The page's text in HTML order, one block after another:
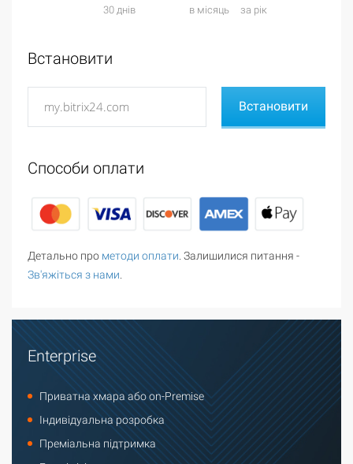
30 днів в місяць за рік
Встановити
Способи оплати
Детально про методи оплати . Залишилися питання -
Зв'яжіться з нами
Enterprise
Приватна хмара або on-Premise
Індивідуальна розробка
Преміальна підтримка